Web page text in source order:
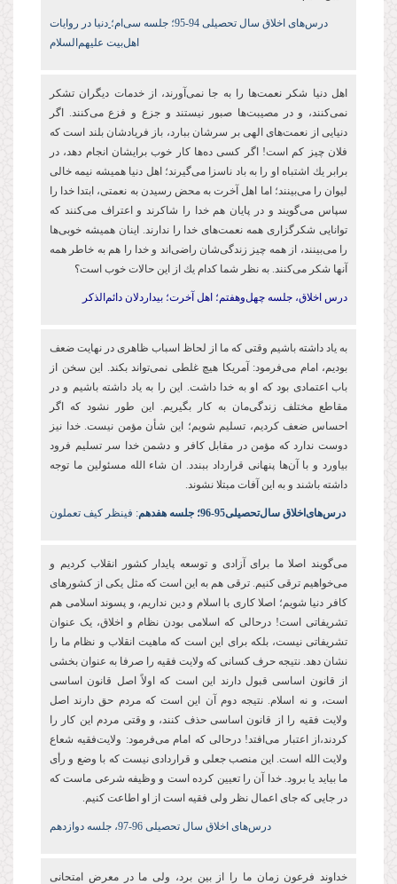
درس‌های اخلاق سال تحصیلی 94-95 ؛ جلسه سی‌ام؛ دنیا در روایات
اهل‌بیت علیهم‌السلام
اهل دنیا شكر نعمت‌ها را به جا نمی‌آورند، از خدمات دیگران تشکر
نمی‌کنند، و در مصیبت‌ها صبور نیستند و جزع و فزع می‌کنند. اگر
دنیایی از نعمت‌های الهی بر سرشان ببارد، باز فریادشان بلند است كه
فلان چیز كم است! اگر كسی ده‌ها كار خوب برایشان انجام دهد، در
برابر یك اشتباه او را به باد ناسزا می‌گیرند؛ اهل دنیا همیشه نیمه خالی
لیوان را می‌بینند؛ اما اهل آخرت به محض رسیدن به نعمتی، ابتدا خدا را
سپاس می‌گویند و در پایان هم خدا را شاكرند و اعتراف می‌كنند كه
توانایی شكرگزاری همه نعمت‌های خدا را ندارند. اینان همیشه خوبی‌ها
را می‌بینند، از همه چیز زندگی‌شان راضی‌اند و خدا را هم به خاطر همه
آنها شكر می‌كنند. به نظر شما كدام یك از این حالات خوب است؟
درس اخلاق، جلسه چهل‌وهفتم؛ اهل آخرت؛ بیداردلان دائم‌الذكر
به یاد داشته باشیم وقتی که ما از لحاظ اسباب ظاهری در نهایت ضعف
بودیم، امام می‌فرمود: آمریکا هیچ غلطی نمی‌تواند بکند. این سخن از
باب اعتمادی بود که او به خدا داشت. این را به یاد داشته باشیم و در
مقاطع مختلف زندگی‌‌مان به کار بگیریم. این طور نشود که اگر
احساس ضعف کردیم، تسلیم شویم؛ این شأن مؤمن نیست. خدا نیز
دوست ندارد که مؤمن در مقابل کافر و دشمن خدا سر تسلیم فرود
بیاورد و با آن‌ها پنهانی‌ قرارداد ببندد. ان شاء ‌الله مسئولین ما توجه
داشته باشند و به این آفات مبتلا نشوند.
درس‌های‌اخلاق سال‌تحصیلی‌95-96؛ جلسه هفدهم : فینظر کیف تعملون
می‌گویند اصلا ما برای آزادی و توسعه پایدار کشور انقلاب کردیم و
می‌خواهیم ترقی کنیم. ترقی هم به این است که مثل یکی از کشورهای
کافر دنیا شویم؛ اصلا کاری با اسلام و دین نداریم، و پسوند اسلامی هم
تشریفاتی است! درحالی که اسلامی بودن نظام و اخلاق، یک عنوان
تشریفاتی نیست، بلکه برای این است که ماهیت انقلاب و نظام ما را
نشان دهد. نتیجه حرف کسانی که ولایت فقیه را صرفا به عنوان بخشی
از قانون اساسی قبول دارند این است که اولاً اصل قانون اساسی
است، و نه اسلام. نتیجه دوم آن این است که مردم حق دارند اصل
ولایت فقیه را از قانون اساسی حذف کنند، و وقتی مردم این کار را
کردند،از اعتبار می‌افتد! درحالی که امام می‌فرمود: ولایت‌فقیه شعاع
ولایت الله است. این منصب جعلی و قراردادی نیست که با وضع و رأی
ما بیاید یا برود. خدا آن را تعیین کرده است و وظیفه شرعی ماست که
در جایی که جای اعمال نظر ولی فقیه است از او اطاعت کنیم.
درس‌های اخلاق سال تحصیلی 96-97، جلسه دوازدهم
خداوند فرعون زمان‌ ما را از بین برد، ولی ما در معرض امتحانی